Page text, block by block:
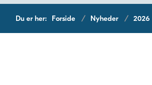
Du er her: Forside Nyheder 2026